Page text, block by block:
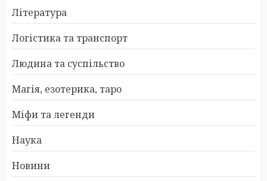
Література
Логістика та транспорт
Людина та суспільство
Магія, езотерика, таро
Міфи та легенди
Наука
Новини